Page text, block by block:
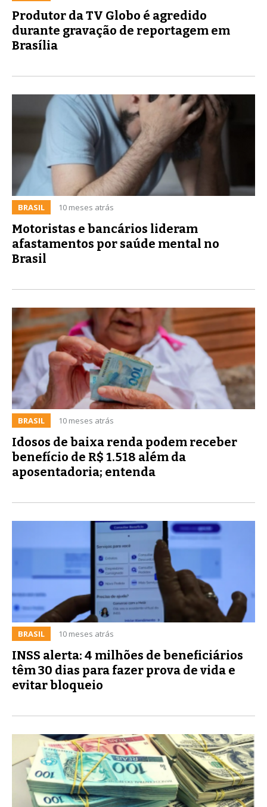
Produtor da TV Globo é agredido
durante gravação de reportagem em
Brasília
BRASIL 10 meses atrás
Motoristas e bancários lideram
afastamentos por saúde mental no
Brasil
BRASIL 10 meses atrás
Idosos de baixa renda podem receber
benefício de R$ 1.518 além da
aposentadoria; entenda
BRASIL 10 meses atrás
INSS alerta: 4 milhões de beneficiários
têm 30 dias para fazer prova de vida e
evitar bloqueio